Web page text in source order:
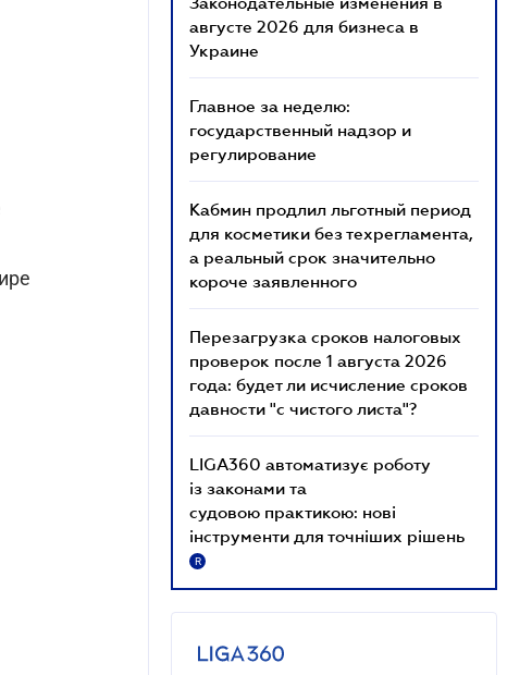
августе 2026 для бизнеса в
Украине
Главное за неделю:
государственный надзор и
регулирование
Кабмин продлил льготный период
для косметики без техрегламента,
а реальный срок значительно
короче заявленного
Перезагрузка сроков налоговых
проверок после 1 августа 2026
года: будет ли исчисление сроков
давности "с чистого листа"?
LIGA360 автоматизує роботу
із законами та
судовою практикою: нові
інструменти для точніших рішень
R